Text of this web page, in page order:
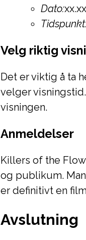
Dato:
Velg riktig
Det er viktig å ta
velger
visningen.
Anmeldelser
Killers of the
og publikum.
er definitivt en
Avslutning